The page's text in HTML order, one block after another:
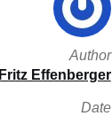
Author
Fritz Effenberger
Date